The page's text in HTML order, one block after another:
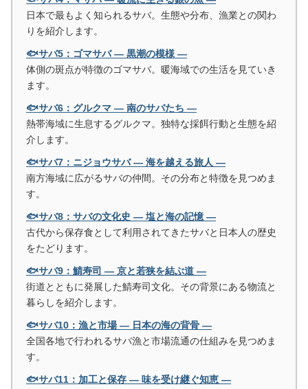
日本で最もよく知られるサバ。生態や分布、漁業との関わ
りを紹介します。
🐟サバ5：ゴマサバ ― 黒潮の模様 ―
体側の斑点が特徴のゴマサバ。暖海域での生活を見ていき
ます。
🐟サバ6：グルクマ ― 南のサバたち ―
熱帯海域に生息するグルクマ。独特な採餌行動と生態を紹
介します。
🐟サバ7：ニジョウサバ ― 海を越える旅人 ―
南方海域に広がるサバの仲間。その分布と特徴を見つめま
す。
🐟サバ8：サバの文化史 ― 塩と海の記憶 ―
古代から保存食として利用されてきたサバと日本人の歴史
をたどります。
🐟サバ9：鯖寿司 ― 京と若狭を結ぶ道 ―
街道とともに発展した鯖寿司文化。その背景にある物流と
暮らしを紹介します。
🐟サバ10：漁と市場 ― 日本の海の背骨 ―
全国各地で行われるサバ漁と市場流通の仕組みを見つめま
す。
🐟サバ11：加工と保存 ― 味を受け継ぐ知恵 ―